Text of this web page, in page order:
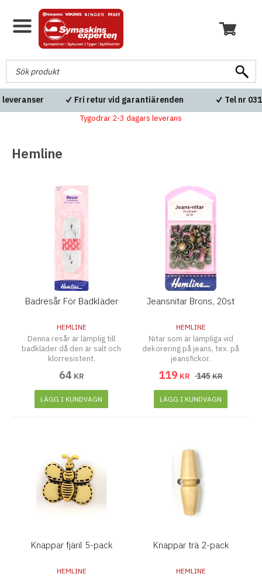
Fri frakt över 600kr Blixtsnabba leveranser
Tygodrar 2-3 dagars leverans
Hemline
Badresår För Badkläder
HEMLINE
Denna resår är lämplig till
badkläder då den är salt och
klorresistent.
64 KR
LÄGG I KUNDVAGN
Jeansnitar Brons, 20st
HEMLINE
Nitar som är lämpliga vid
dekorering på jeans, tex. på
jeansfickor.
119 KR 145KR
LÄGG I KUNDVAGN
Knappar fjäril 5-pack
HEMLINE
Knappar trä 2-pack
HEMLINE